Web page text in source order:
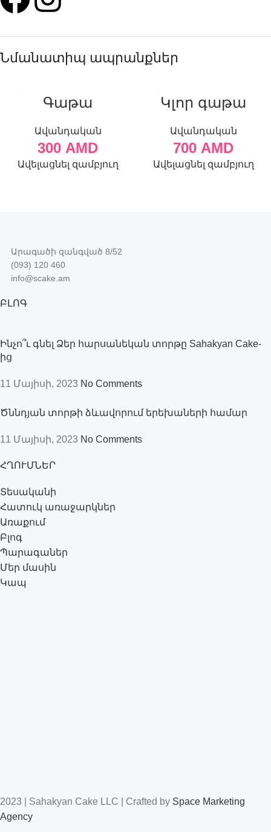
Նմանատիպ ապրանքներ
Գաթա
Ավանդական
300 AMD
Ավելացնել զամբյուղ
Կլոր գաթա
Ավանդական
700 AMD
Ավելացնել զամբյուղ
Արագածի զանգված 8/52
(093) 120 460
info@scake.am
ԲԼՈԳ
Ինչո՞ւ գնել Ձեր հարսանեկան տորթը Sahakyan Cake-
ից
11 Մայիսի, 2023 No Comments
Ծննդյան տորթի ձևավորում երեխաների համար
11 Մայիսի, 2023 No Comments
ՀՂՈՒՄՆԵՐ
Տեսականի
Հատուկ առաջարկներ
Առաքում
Բլոգ
Պարագաներ
Մեր մասին
Կապ
2023 | Sahakyan Cake LLC | Crafted by Space Marketing
Agency